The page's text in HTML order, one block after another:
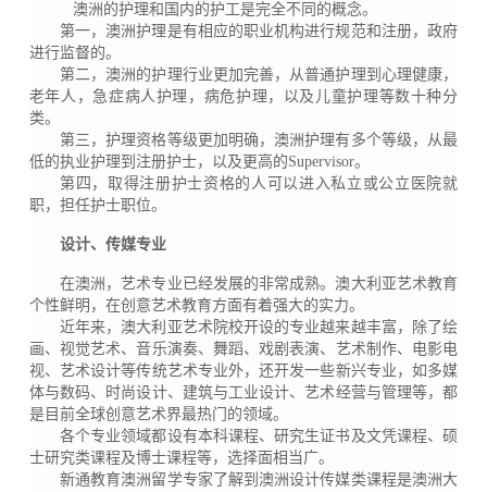
澳洲的护理和国内的护工是完全不同的概念。
第一，澳洲护理是有相应的职业机构进行规范和注册，政府
进行监督的。
第二，澳洲的护理行业更加完善，从普通护理到心理健康，
老年人，急症病人护理，病危护理，以及儿童护理等数十种分
类。
第三，护理资格等级更加明确，澳洲护理有多个等级，从最
低的执业护理到注册护士，以及更高的Supervisor。
第四，取得注册护士资格的人可以进入私立或公立医院就
职，担任护士职位。
设计、传媒专业
在澳洲，艺术专业已经发展的非常成熟。澳大利亚艺术教育
个性鲜明，在创意艺术教育方面有着强大的实力。
近年来，澳大利亚艺术院校开设的专业越来越丰富，除了绘
画、视觉艺术、音乐演奏、舞蹈、戏剧表演、艺术制作、电影电
视、艺术设计等传统艺术专业外，还开发一些新兴专业，如多媒
体与数码、时尚设计、建筑与工业设计、艺术经营与管理等，都
是目前全球创意艺术界最热门的领域。
各个专业领域都设有本科课程、研究生证书及文凭课程、硕
士研究类课程及博士课程等，选择面相当广。
新通教育澳洲留学专家了解到澳洲设计传媒类课程是澳洲大